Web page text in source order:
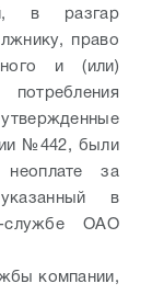
в разгар
право
и (или)
№442, были
неоплате за
в
службе ОАО
компании,